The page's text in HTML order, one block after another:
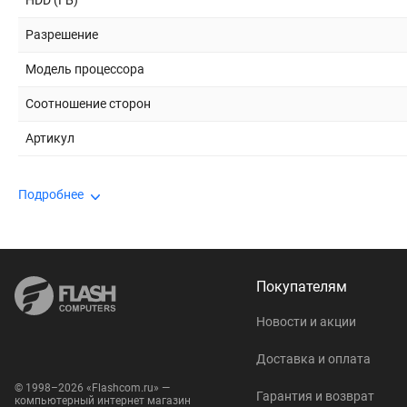
Разрешение
Модель процессора
Соотношение сторон
Артикул
Подробнее
© 1998–2026 «Flashcom.ru» —
компьютерный интернет магазин
Покупателям
Новости и акции
Доставка и оплата
Гарантия и возврат